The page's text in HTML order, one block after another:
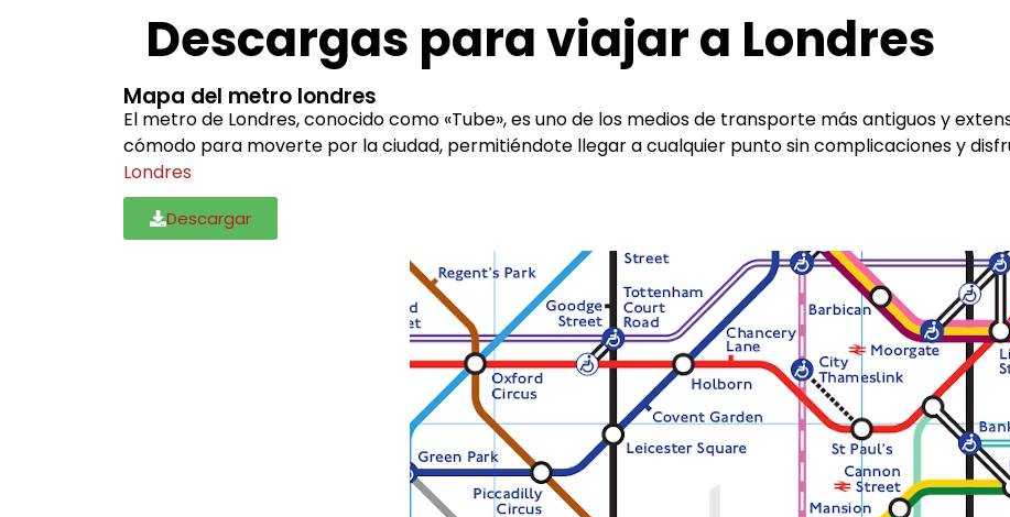
Descargas para viajar a Londres
Mapa del metro londres
El metro de Londres, conocido como «Tube», es uno de los medios de transporte más antiguos y
cómodo para moverte por la ciudad, permitiéndote llegar a cualquier punto sin complicaciones y
Londres
Descargar